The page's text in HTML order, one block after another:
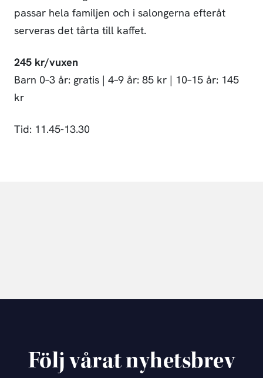
passar hela familjen och i salongerna efteråt
serveras det tårta till kaffet.
245 kr/vuxen
Barn 0–3 år: gratis | 4–9 år: 85 kr | 10–15 år: 145
kr
Tid: 11.45-13.30
Följ vårat nyhetsbrev